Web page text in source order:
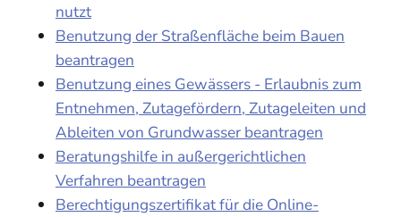
nutzt
Benutzung der Straßenfläche beim Bauen
beantragen
Benutzung eines Gewässers - Erlaubnis zum
Entnehmen, Zutagefördern, Zutageleiten und
Ableiten von Grundwasser beantragen
Beratungshilfe in außergerichtlichen
Verfahren beantragen
Berechtigungszertifikat für die Online-